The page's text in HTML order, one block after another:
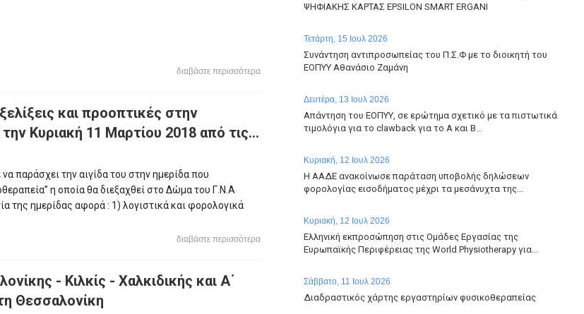
διαβάστε περισσότερα
και προοπτικές στην
Κυριακή 11 Μαρτίου 2018 από τις...
παράσχει την αιγίδα του στην ημερίδα που
η οποία θα διεξαχθεί στο Δώμα του Γ.Ν.Α
της ημερίδας αφορά : 1) λογιστικά και φορολογικά
διαβάστε περισσότερα
- Κιλκίς - Χαλκιδικής και Α΄
Θεσσαλονίκη
ΨΗΦΙΑΚΗΣ ΚΑΡΤΑΣ EPSILON SMART ERGANI
Τετάρτη, 15 Ιουλ 2026
Συνάντηση αντιπροσωπείας του Π.Σ.Φ με το διοικητή του
ΕΟΠΥΥ Αθανάσιο Ζαμάνη
Δευτέρα, 13 Ιουλ 2026
Απάντηση του ΕΟΠΥΥ, σε ερώτημα σχετικό με τα πιστωτικά
τιμολόγια για το clawback για το Α και Β...
Κυριακή, 12 Ιουλ 2026
Η ΑΑΔΕ ανακοίνωσε παράταση υποβολής δηλώσεων
φορολογίας εισοδήματος μέχρι τα μεσάνυχτα της...
Κυριακή, 12 Ιουλ 2026
Ελληνική εκπροσώπηση στις Ομάδες Εργασίας της
Ευρωπαϊκής Περιφέρειας της World Physiotherapy για...
Σάββατο, 11 Ιουλ 2026
Διαδραστικός χάρτης εργαστηρίων φυσικοθεραπείας